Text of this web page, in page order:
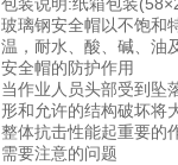
玻璃钢安全帽以不饱和
温，耐水、酸、碱、油
安全帽的防护作用
当作业人员头部受到坠
形和允许的结构破坏将
整体抗击性能起重要的
需要注意的问题